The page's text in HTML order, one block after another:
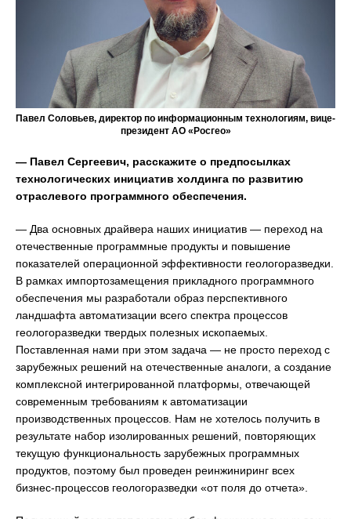
Павел Соловьев, директор по информационным технологиям, вице-
президент АО «Росгео»
— Павел Сергеевич, расскажите о предпосылках
технологических инициатив холдинга по развитию
отраслевого программного обеспечения.
— Два основных драйвера наших инициатив — переход на
отечественные программные продукты и повышение
показателей операционной эффективности геологоразведки.
В рамках импортозамещения прикладного программного
обеспечения мы разработали образ перспективного
ландшафта автоматизации всего спектра процессов
геологоразведки твердых полезных ископаемых.
Поставленная нами при этом задача — не просто переход с
зарубежных решений на отечественные аналоги, а создание
комплексной интегрированной платформы, отвечающей
современным требованиям к автоматизации
производственных процессов. Нам не хотелось получить в
результате набор изолированных решений, повторяющих
текущую функциональность зарубежных программных
продуктов, поэтому был проведен реинжиниринг всех
бизнес-процессов геологоразведки «от поля до отчета».